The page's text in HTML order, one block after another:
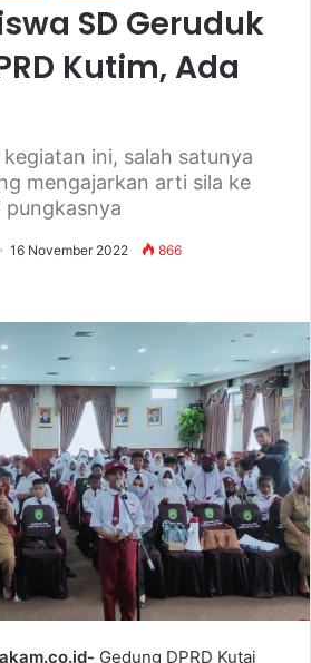
SD Geruduk
Kutim, Ada
ini, salah satunya
mengajarkan arti sila ke
pungkasnya
16 November 2022 866
Gedung DPRD Kutai